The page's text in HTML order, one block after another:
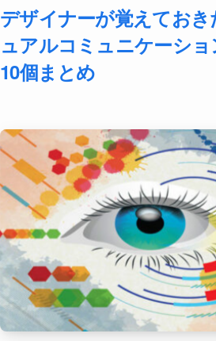
デザイナーが覚えてお
ュアルコミュニケーシ
10個まとめ